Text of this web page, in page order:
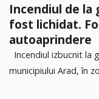
Incendiul de la
fost lichidat.
autoaprindere
Incendiul izbucnit la
municipiului Arad, în